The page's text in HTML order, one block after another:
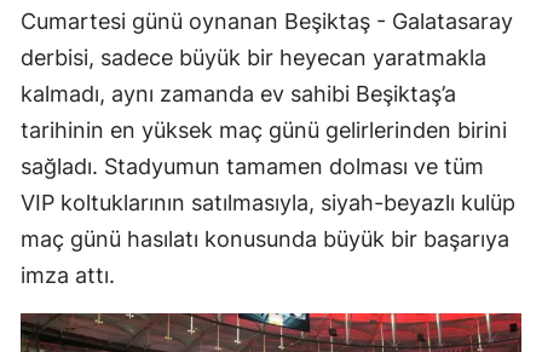
Cumartesi günü oynanan Beşiktaş - Galatasaray
derbisi, sadece büyük bir heyecan yaratmakla
kalmadı, aynı zamanda ev sahibi Beşiktaş’a
tarihinin en yüksek maç günü gelirlerinden birini
sağladı. Stadyumun tamamen dolması ve tüm
VIP koltuklarının satılmasıyla, siyah-beyazlı kulüp
maç günü hasılatı konusunda büyük bir başarıya
imza attı.